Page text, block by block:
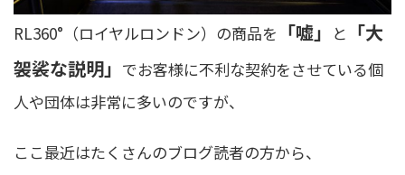
RL360°（ロイヤルロンドン）の商品を 「嘘」 と 「大
袈裟な説明」 でお客様に不利な契約をさせている個
人や団体は非常に多いのですが、
ここ最近はたくさんのブログ読者の方から、